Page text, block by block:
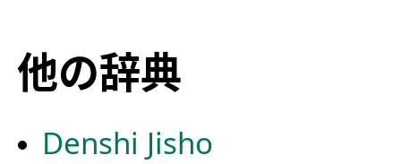
他の辞典
Denshi Jisho